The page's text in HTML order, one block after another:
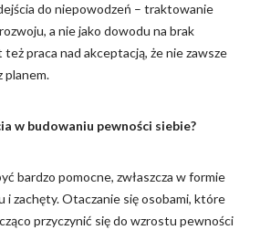
do niepowodzeń – traktowanie
a nie jako dowodu na brak
praca nad akceptacją, że nie zawsze
planem.
w budowaniu pewności siebie?
bardzo pomocne, zwłaszcza w formie
zachęty. Otaczanie się osobami, które
przyczynić się do wzrostu pewności